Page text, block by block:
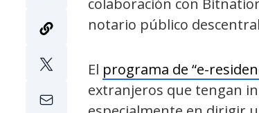
colaboración con
notario público
El programa de “e-
extranjeros que tengan